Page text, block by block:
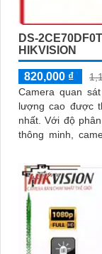
DS-
HIKVISION
820,000 ₫
Camera quan
lượng cao được
nhất. Với độ phân giải HD 1080P và công nghệ hồng ngoại
thông minh,